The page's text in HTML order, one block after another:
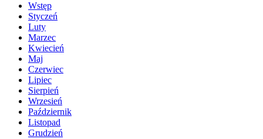
Wstęp
Styczeń
Luty
Marzec
Kwiecień
Maj
Czerwiec
Lipiec
Sierpień
Wrzesień
Październik
Listopad
Grudzień